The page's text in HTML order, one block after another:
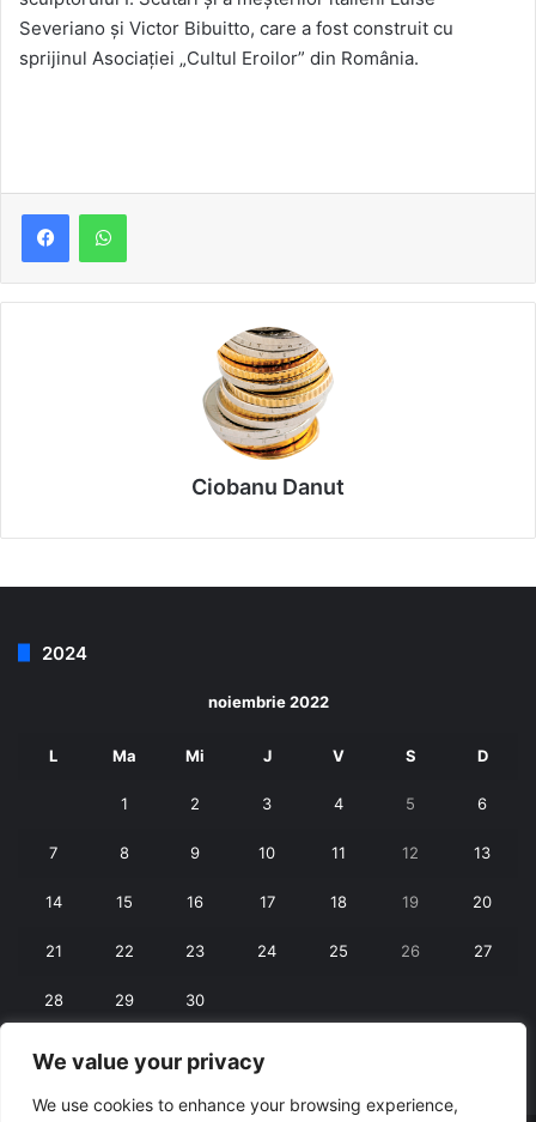
We value your privacy
We use cookies to enhance your browsing experience,
Severiano și Victor Bibuitto, care a fost construit cu
sprijinul Asociației „Cultul Eroilor” din România.
Ciobanu Danut
2024
noiembrie 2022
L Ma Mi J V S D
1 2 3 4 5 6
7 8 9 10 11 12 13
14 15 16 17 18 19 20
21 22 23 24 25 26 27
28 29 30
« oct. dec. »